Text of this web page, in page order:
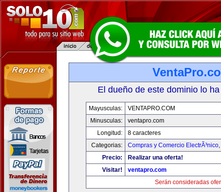
El dueño de este dominio lo
Mayusculas:
VENTAPRO.COM
Minusculas:
ventapro.com
Longitud:
8 caracteres
Categorias:
Compras y Comercio ElectrÃ³nico,
Precio:
Realizar una oferta!
Visitar!
ventapro.com
Serán consideradas